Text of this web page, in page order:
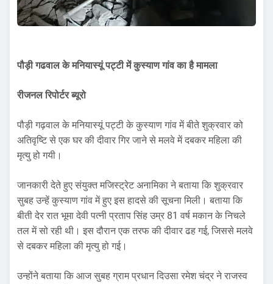
पौड़ी गढवाल के मनियास्यूं पट्टी में कुस्याण गांव का है मामला
रीजनल रिपोर्टर ब्यूरो
पौड़ी गढ़वाल के मनियास्यूं पट्टी के कुस्याण गांव में बीते शुक्रवार को
अतिवृष्टि से एक घर की दीवार गिर जाने से मलवे में दबकर महिला की
मृत्यु हो गयी।
जानकारी देते हुए संयुक्त मजिस्ट्रेट अनामिका ने बताया कि शुक्रवार
सुबह उन्हें कुस्याण गांव में हुए इस हादसे की सूचना मिली। बताया कि
बीती देर रात भूमा देवी पत्नी प्रताप सिंह उम्र 81 वर्ष मकान के निचले
तल में सो रही थी। इस दौरान एक तरफ की दीवार ढह गई, जिससे मलवे
से दबकर महिला की मृत्यु हो गई।
उन्होंने बताया कि आज सुबह ग्राम प्रधान दिउसा रमेश चंद्र ने राजस्व